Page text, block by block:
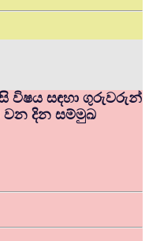
විෂය සඳහා ගුරුවරුන්
වන දින සම්මුඛ